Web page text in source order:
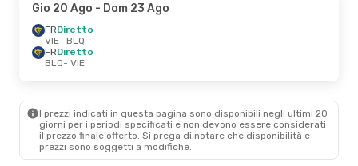
Gio 20 Ago - Dom 23 Ago
FRDiretto
VIE- BLQ
FRDiretto
BLQ- VIE
I prezzi indicati in questa pagina sono disponibili negli ultimi 20
giorni per i periodi specificati e non devono essere considerati
il ​​prezzo finale offerto. Si prega di notare che disponibilità e
prezzi sono soggetti a modifiche.